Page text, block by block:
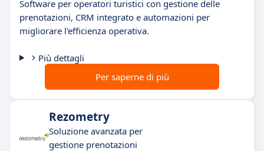
Software per operatori turistici con gestione delle
prenotazioni, CRM integrato e automazioni per
migliorare l'efficienza operativa.
Più dettagli
Per saperne di più
Rezometry
Soluzione avanzata per
gestione prenotazioni